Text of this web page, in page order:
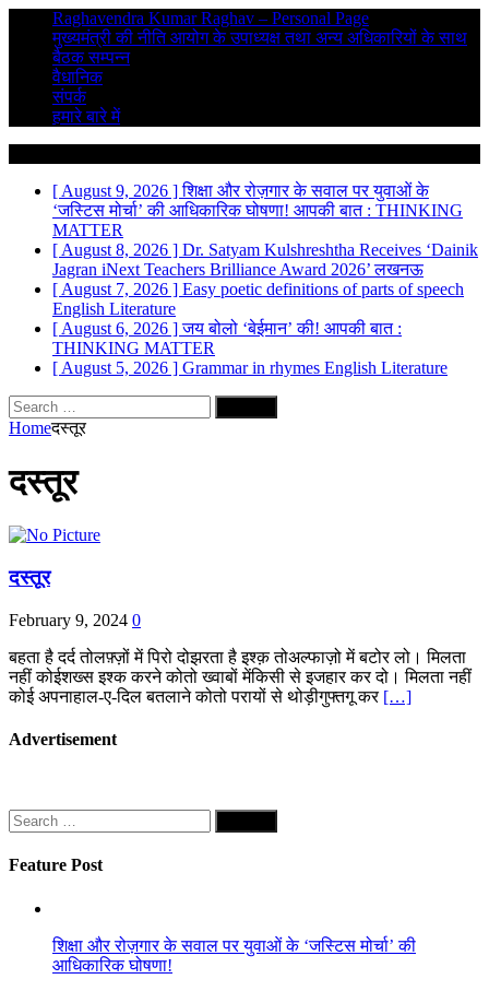
Raghavendra Kumar Raghav – Personal Page
मुख्यमंत्री की नीति आयोग के उपाध्यक्ष तथा अन्य अधिकारियों के साथ
बैठक सम्पन्न
वैधानिक
संपर्क
हमारे बारे में
[ August 9, 2026 ]शिक्षा और रोज़गार के सवाल पर युवाओं के
‘जस्टिस मोर्चा’ की आधिकारिक घोषणा! आपकी बात : THINKING
MATTER
[ August 8, 2026 ] Dr. Satyam Kulshreshtha Receives ‘Dainik
Jagran iNext Teachers Brilliance Award 2026’लखनऊ
[ August 7, 2026 ] Easy poetic definitions of parts of speech
English Literature
[ August 6, 2026 ]जय बोलो ‘बेईमान’ की! आपकी बात :
THINKING MATTER
[ August 5, 2026 ] Grammar in rhymes English Literature
Search
for:
Homeदस्तूर
दस्तूर
दस्तूर
February 9, 2024 0
बहता है दर्द तोलफ़्ज़ों में पिरो दोझरता है इश्क़ तोअल्फाज़ो में बटोर लो। मिलता
नहीं कोईशख्स इश्क करने कोतो ख्वाबों मेंकिसी से इजहार कर दो। मिलता नहीं
कोई अपनाहाल-ए-दिल बतलाने कोतो परायों से थोड़ीगुफ्तगू कर […]
Advertisement
Search
for:
Feature Post
शिक्षा और रोज़गार के सवाल पर युवाओं के ‘जस्टिस मोर्चा’ की
आधिकारिक घोषणा!